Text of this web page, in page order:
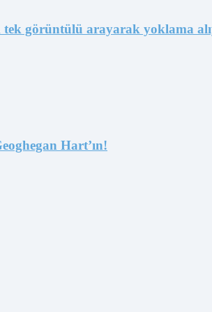
tek görüntülü arayarak yoklama
Hart’ın!